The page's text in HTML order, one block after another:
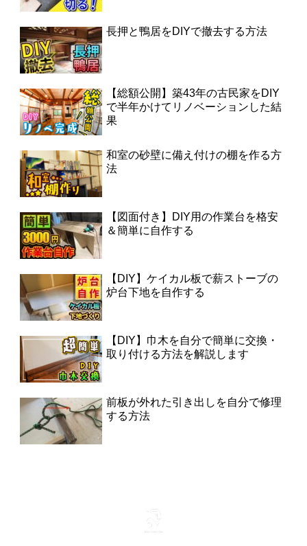
長押と鴨居をDIYで撤去する方法
【総額公開】築43年の古民家をDIY
で半年かけてリノベーションした結
果
和室の砂壁に備え付けの棚を作る方
法
【図面付き】DIY用の作業台を格安
＆簡単に自作する
【DIY】ケイカル板で薪ストーブの
炉台下地を自作する
【DIY】巾木を自分で簡単に交換・
取り付ける方法を解説します
前板が外れた引き出しを自分で修理
する方法